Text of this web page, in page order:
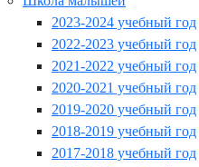
2023-2024 учебный год
2022-2023 учебный год
2021-2022 учебный год
2020-2021 учебный год
2019-2020 учебный год
2018-2019 учебный год
2017-2018 учебный год